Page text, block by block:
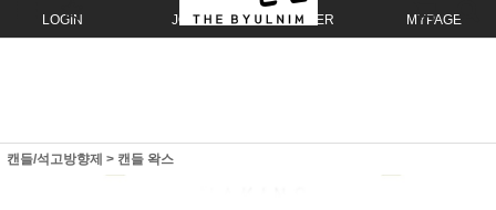
LOGIN JOIN ORDER MYPAGE
캔들/석고방향제 > 캔들 왁스